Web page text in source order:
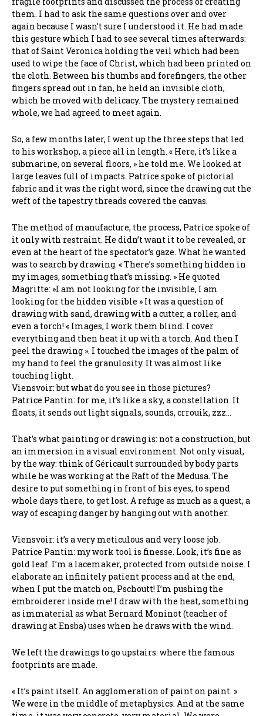
them. I had to ask the same questions over and over
again because I wasn’t sure I understood it. He had made
this gesture which I had to see several times afterwards:
that of Saint Veronica holding the veil which had been
used to wipe the face of Christ, which had been printed on
the cloth. Between his thumbs and forefingers, the other
fingers spread out in fan, he held an invisible cloth,
which he moved with delicacy. The mystery remained
whole, we had agreed to meet again.
So, a few months later, I went up the three steps that led
to his workshop, a piece all in length. « Here, it’s like a
submarine, on several floors, » he told me. We looked at
large leaves full of impacts. Patrice spoke of pictorial
fabric and it was the right word, since the drawing cut the
weft of the tapestry threads covered the canvas.
The method of manufacture, the process, Patrice spoke of
it only with restraint. He didn’t want it to be revealed, or
even at the heart of the spectator’s gaze. What he wanted
was to search by drawing. « There’s something hidden in
my images, something that’s missing. » He quoted
Magritte: »I am not looking for the invisible, I am
looking for the hidden visible » It was a question of
drawing with sand, drawing with a cutter, a roller, and
even a torch! « Images, I work them blind. I cover
everything and then heat it up with a torch. And then I
peel the drawing ». I touched the images of the palm of
my hand to feel the granulosity. It was almost like
touching light.
Viensvoir: but what do you see in those pictures?
Patrice Pantin: for me, it’s like a sky, a constellation. It
floats, it sends out light signals, sounds, crrouik, zzz…
That’s what painting or drawing is: not a construction, but
an immersion in a visual environment. Not only visual,
by the way: think of Géricault surrounded by body parts
while he was working at the Raft of the Medusa. The
desire to put something in front of his eyes, to spend
whole days there, to get lost. A refuge as much as a quest, a
way of escaping danger by hanging out with another.
Viensvoir: it’s a very meticulous and very loose job.
Patrice Pantin: my work tool is finesse. Look, it’s fine as
gold leaf. I’m a lacemaker, protected from outside noise. I
elaborate an infinitely patient process and at the end,
when I put the match on, Pschoutt! I’m pushing the
embroiderer inside me! I draw with the heat, something
as immaterial as what Bernard Moninot (teacher of
drawing at Ensba) uses when he draws with the wind.
We left the drawings to go upstairs: where the famous
footprints are made.
« It’s paint itself. An agglomeration of paint on paint. »
We were in the middle of metaphysics. And at the same